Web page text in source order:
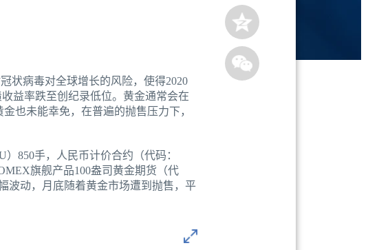
状病毒对全球增长的风险，使得2020
益率跌至创纪录低位。黄金通常会在
也未能幸免，在普遍的抛售压力下，
850手，人民币计价合约（代码：
旗舰产品100盎司黄金期货（代
波动，月底随着黄金市场遭到抛售，平